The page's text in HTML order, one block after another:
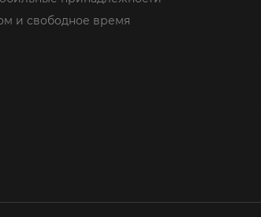
и свободное время